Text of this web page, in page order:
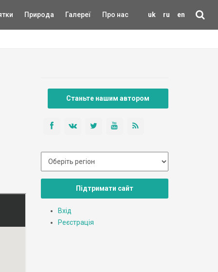
uk ru en
Природа Галереї Про нас
Станьте нашим автором
Підтримати сайт
Вхід
Реєстрація